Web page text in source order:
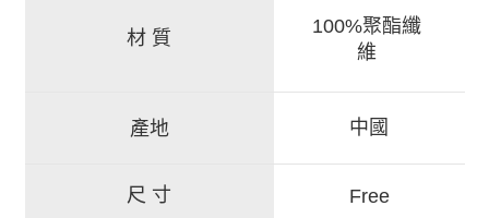
材 質
100%聚酯纖
維
產地 中國
尺 寸 Free